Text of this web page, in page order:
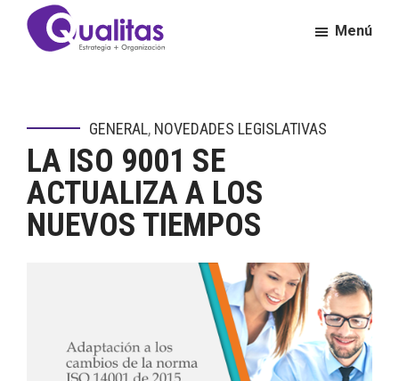
Saltar
contenido
Saltar
y
Excelencia
Empresarial
Menú
GENERAL, NOVEDADES LEGISLATIVAS
LA ISO 9001 SE
ACTUALIZA A LOS
NUEVOS TIEMPOS